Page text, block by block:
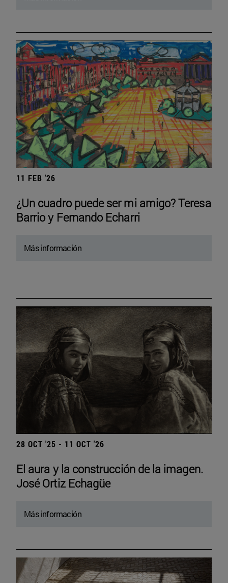
11 FEB '26
¿Un cuadro puede ser mi amigo? Teresa
Barrio y Fernando Echarri
Más información
28 OCT '25 - 11 OCT '26
El aura y la construcción de la imagen.
José Ortiz Echagüe
Más información